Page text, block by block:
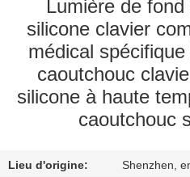
D'USINE
CONTRÔLE
DE
QUALITÉ
Lumière de
silicone clavier
médical
caoutchouc
silicone à haute
caoutchouc
Lieu d'origine: Shenzhen,